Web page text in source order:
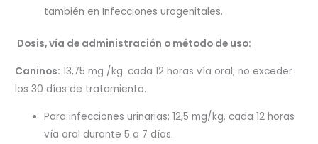
también en Infecciones urogenitales.
Dosis, vía de administración o método de uso:
Caninos: 13,75 mg /kg. cada 12 horas vía oral; no exceder
los 30 días de tratamiento.
Para infecciones urinarias: 12,5 mg/kg. cada 12 horas
vía oral durante 5 a 7 días.